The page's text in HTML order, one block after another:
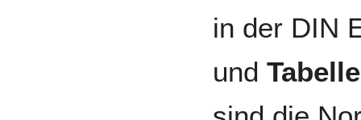
in der DIN
und